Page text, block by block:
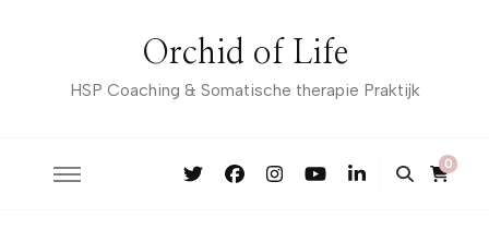
Orchid of Life
HSP Coaching & Somatische therapie Praktijk
0